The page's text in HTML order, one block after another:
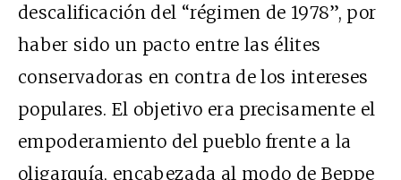
descalificación del “régimen de 1978”, por
haber sido un pacto entre las élites
conservadoras en contra de los intereses
populares. El objetivo era precisamente el
empoderamiento del pueblo frente a la
oligarquía, encabezada al modo de Beppe